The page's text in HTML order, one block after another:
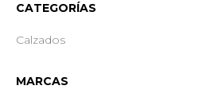
CATEGORÍAS
Calzados
MARCAS